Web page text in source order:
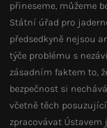
přineseme, můžeme
Státní úřad pro
předsedkyně nejsou
týče problému s
zásadním faktem to,
bezpečnost si
včetně těch
zpracovávat Ústavem